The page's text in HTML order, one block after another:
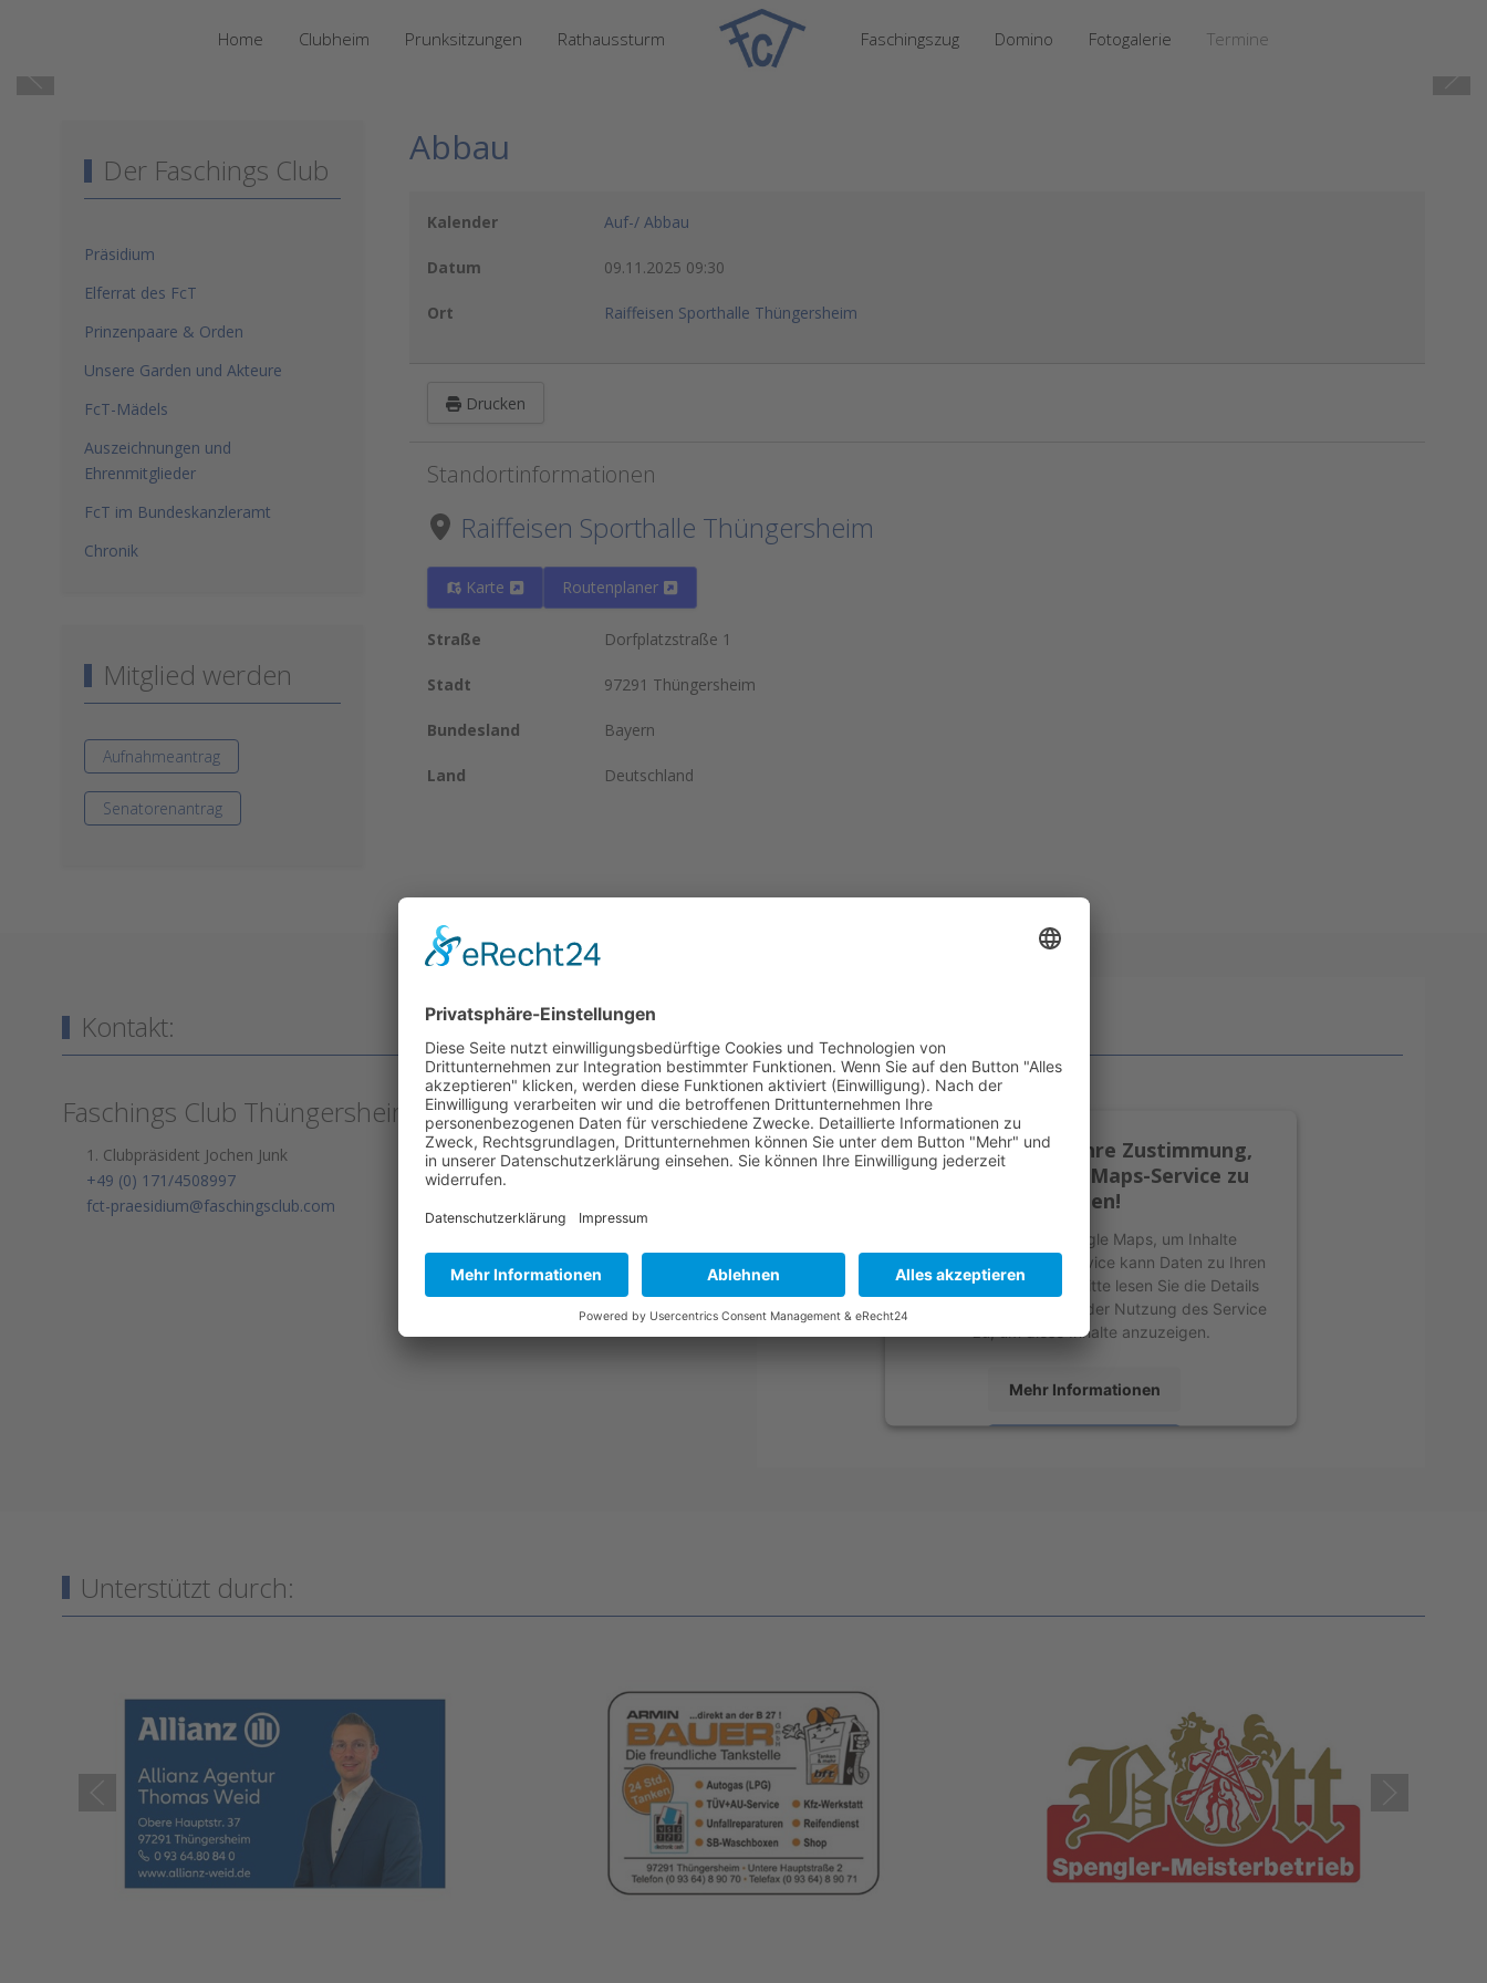
Home Clubheim Prunksitzungen Rathaussturm Faschingszug Domino Fotogalerie Termine
Der Faschings Club
Präsidium
Elferrat des FcT
Prinzenpaare & Orden
Unsere Garden und Akteure
FcT-Mädels
Auszeichnungen und
Ehrenmitglieder
FcT im Bundeskanzleramt
Chronik
Mitglied werden
Aufnahmeantrag
Senatorenantrag
Abbau
Kalender Auf-/ Abbau
Datum 09.11.2025 09:30
Ort Raiffeisen Sporthalle Thüngersheim
Drucken
Standortinformationen
Raiffeisen Sporthalle Thüngersheim
Karte Routenplaner
Straße Dorfplatzstraße 1
Stadt 97291 Thüngersheim
Bundesland Bayern
Land Deutschland
Kontakt:
Faschings Club Thüngersheim e.V.
1. Clubpräsident Jochen Junk
+49 (0) 171/4508997
fct-praesidium@faschingsclub.com
Wir benötigen Ihre Zustimmung,
um den Google Maps-Service zu
laden!
Wir verwenden Google Maps, um Inhalte
einzubetten. Dieser Service kann Daten zu Ihren
Aktivitäten sammeln. Bitte lesen Sie die Details
durch und stimmen Sie der Nutzung des Service
zu, um diese Inhalte anzuzeigen.
Mehr Informationen
Unterstützt durch: